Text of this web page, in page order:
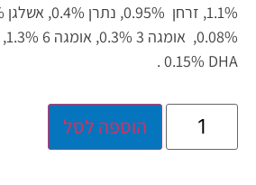
0.08%, אומגה 3 0.3%, אומגה 6 1.3%,
DHA
הוספה לסל